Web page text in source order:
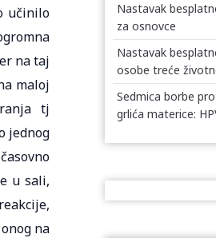
učinilo
na taj
maloj
tj
jednog
u sali,
na
Nastavak
za osnovce
Nastavak
osobe treće
Sedmica borbe
grlića materice: